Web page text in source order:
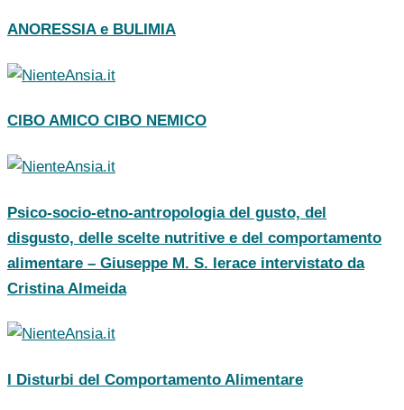
ANORESSIA e BULIMIA
CIBO AMICO CIBO NEMICO
Psico-socio-etno-antropologia del gusto, del
disgusto, delle scelte nutritive e del comportamento
alimentare – Giuseppe M. S. Ierace intervistato da
Cristina Almeida
I Disturbi del Comportamento Alimentare